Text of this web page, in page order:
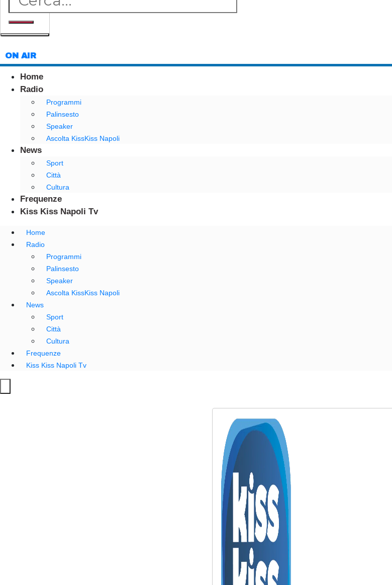
ON AIR
Home
Radio
Programmi
Palinsesto
Speaker
Ascolta KissKiss Napoli
News
Sport
Città
Cultura
Frequenze
Kiss Kiss Napoli Tv
Home
Radio
Programmi
Palinsesto
Speaker
Ascolta KissKiss Napoli
News
Sport
Città
Cultura
Frequenze
Kiss Kiss Napoli Tv